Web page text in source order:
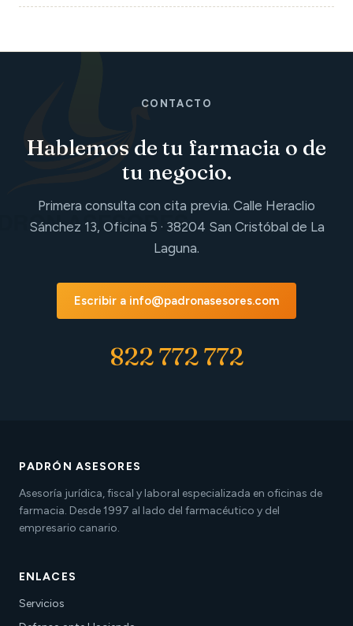
CONTACTO
Hablemos de tu farmacia o de
tu negocio.
Primera consulta con cita previa. Calle Heraclio
Sánchez 13, Oficina 5 · 38204 San Cristóbal de La
Laguna.
Escribir a info@padronasesores.com
822 772 772
PADRÓN ASESORES
Asesoría jurídica, fiscal y laboral especializada en oficinas de
farmacia. Desde 1997 al lado del farmacéutico y del
empresario canario.
ENLACES
Servicios